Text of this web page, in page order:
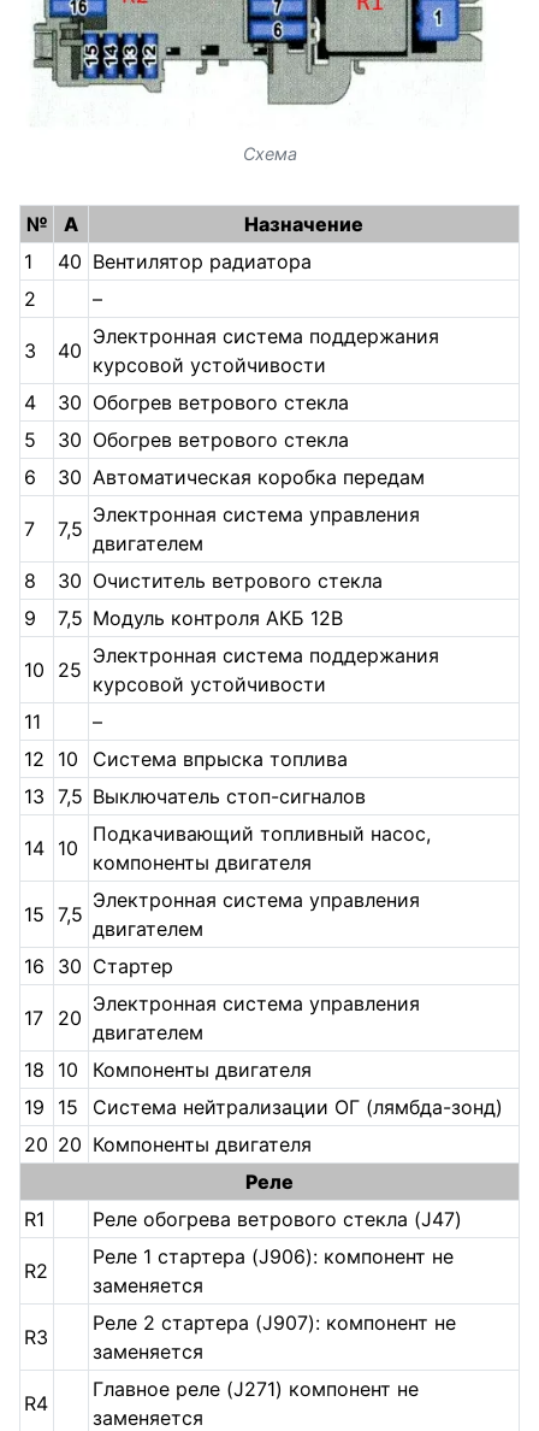
Схема
№ A
Назначение
1
40 Вентилятор радиатора
2
–
3 40
Электронная система поддержания
курсовой устойчивости
4
30 Обогрев ветрового стекла
5
30 Обогрев ветрового стекла
6
30 Автоматическая коробка передам
7 7,5
Электронная система управления
двигателем
8
30 Очиститель ветрового стекла
9
7,5 Модуль контроля АКБ 12В
10 25
Электронная система поддержания
курсовой устойчивости
11
–
12
10
Система впрыска топлива
13
7,5 Выключатель стоп-сигналов
14 10
Подкачивающий топливный насос,
компоненты двигателя
15 7,5
Электронная система управления
двигателем
16
30 Стартер
17 20
Электронная система управления
двигателем
18
10
Компоненты двигателя
19
15
Система нейтрализации ОГ (лямбда-зонд)
20 20 Компоненты двигателя
Реле
R1
Реле обогрева ветрового стекла (J47)
R2
Реле 1 стартера (J906): компонент не
заменяется
R3
Реле 2 стартера (J907): компонент не
заменяется
R4
Главное реле (J271) компонент не
заменяется